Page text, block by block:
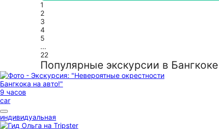
1
2
3
4
5
...
22
Популярные экскурсии в Бангкоке
9 часов
car
индивидуальная